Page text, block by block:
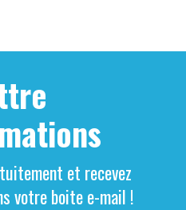
et recevez
votre boite e-mail !